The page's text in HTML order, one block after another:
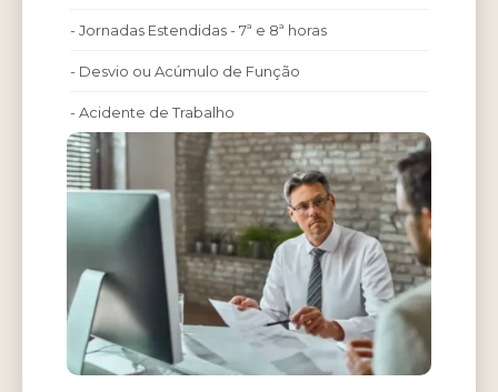
- Jornadas Estendidas - 7ª e 8ª horas
- Desvio ou Acúmulo de Função
- Acidente de Trabalho